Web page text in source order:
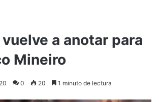
a anotar para
Mineiro
0 20 1 minuto de lectura